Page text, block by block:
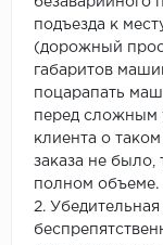
подъезда к
(дорожный
габаритов
поцарапать
перед сложным
клиента о
заказа не было,
полном объеме.
2.